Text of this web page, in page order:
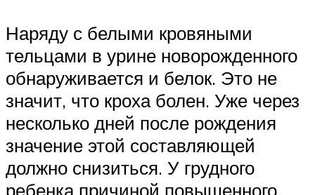
Наряду с белыми кровяными
тельцами в урине новорожденного
обнаруживается и белок. Это не
значит, что кроха болен. Уже через
несколько дней после рождения
значение этой составляющей
должно снизиться. У грудного
ребенка причиной повышенного